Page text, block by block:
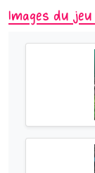
Images du jeu